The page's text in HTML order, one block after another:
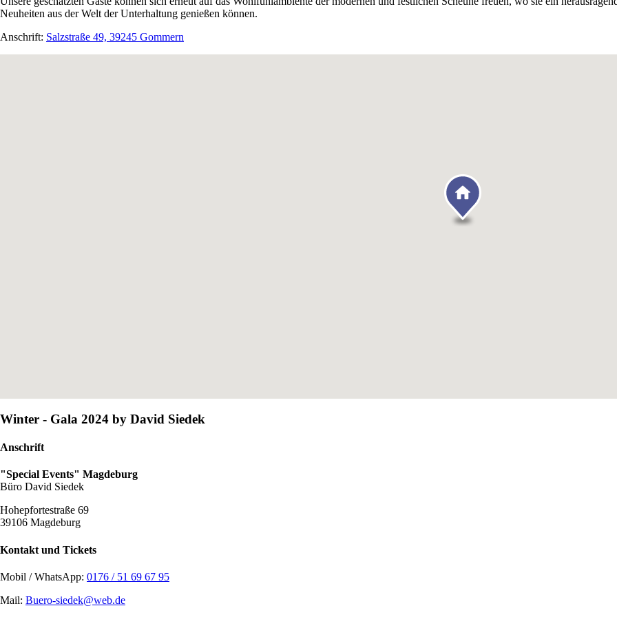
Neuheiten aus der Welt der Unterhaltung genießen können.
Anschrift: Salzstraße 49, 39245 Gommern
Winter - Gala 2024 by David Siedek
Anschrift
"Special Events" Magdeburg
Büro David Siedek
Hohepfortestraße 69
39106 Magdeburg
Kontakt und Tickets
Mobil / WhatsApp: 0176 / 51 69 67 95
Mail: Buero-siedek@web.de